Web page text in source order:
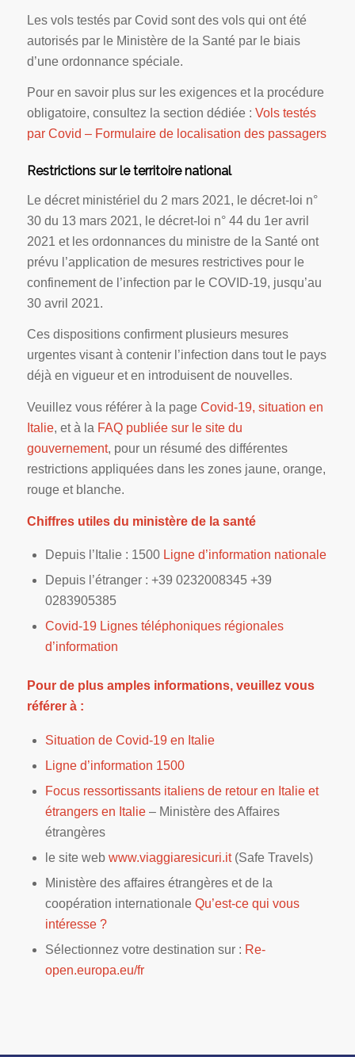
Les vols testés par Covid sont des vols qui ont été
autorisés par le Ministère de la Santé par le biais
d’une ordonnance spéciale.
Pour en savoir plus sur les exigences et la procédure
obligatoire, consultez la section dédiée : Vols testés
par Covid – Formulaire de localisation des passagers
Restrictions sur le territoire national
Le décret ministériel du 2 mars 2021, le décret-loi n°
30 du 13 mars 2021, le décret-loi n° 44 du 1er avril
2021 et les ordonnances du ministre de la Santé ont
prévu l’application de mesures restrictives pour le
confinement de l’infection par le COVID-19, jusqu’au
30 avril 2021.
Ces dispositions confirment plusieurs mesures
urgentes visant à contenir l’infection dans tout le pays
déjà en vigueur et en introduisent de nouvelles.
Veuillez vous référer à la page Covid-19, situation en
Italie, et à la FAQ publiée sur le site du
gouvernement, pour un résumé des différentes
restrictions appliquées dans les zones jaune, orange,
rouge et blanche.
Chiffres utiles du ministère de la santé
Depuis l’Italie : 1500 Ligne d’information nationale
Depuis l’étranger : +39 0232008345 +39
0283905385
Covid-19 Lignes téléphoniques régionales
d’information
Pour de plus amples informations, veuillez vous
référer à :
Situation de Covid-19 en Italie
Ligne d’information 1500
Focus ressortissants italiens de retour en Italie et
étrangers en Italie– Ministère des Affaires
étrangères
le site web www.viaggiaresicuri.it(Safe Travels)
Ministère des affaires étrangères et de la
coopération internationale Qu’est-ce qui vous
intéresse ?
Sélectionnez votre destination sur : Re-
open.europa.eu/fr